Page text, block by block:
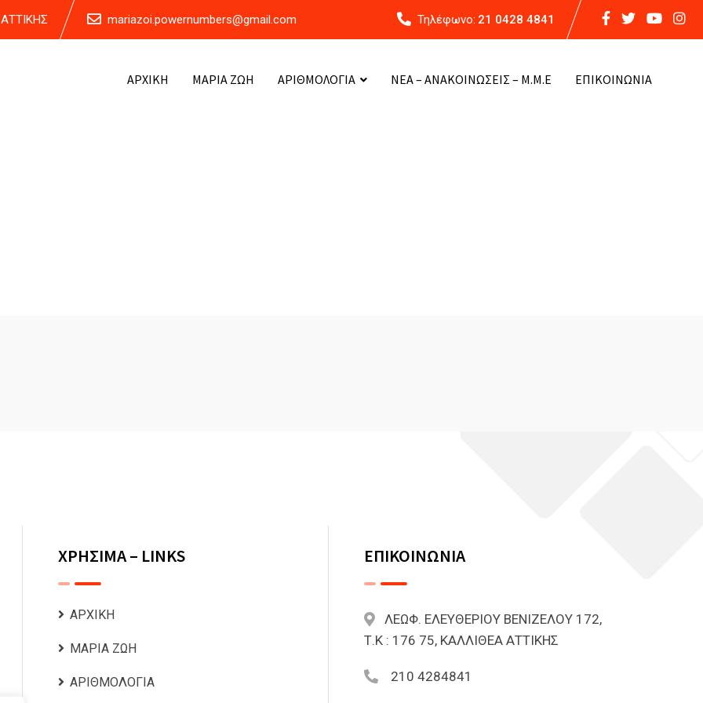
mariazoi.powernumbers@gmail.com Τηλέφωνο: 21 0428 4841
ΑΡΧΙΚΗ ΜΑΡΙΑ ΖΩΗ ΑΡΙΘΜΟΛΟΓΙΑ ΝΕΑ – ΑΝΑΚΟΙΝΩΣΕΙΣ – Μ.Μ.Ε ΕΠΙΚΟΙΝΩΝΙΑ
ΧΡΗΣΙΜΑ – LINKS
ΑΡΧΙΚΗ
ΜΑΡΙΑ ΖΩΗ
ΑΡΙΘΜΟΛΟΓΙΑ
ΕΠΙΚΟΙΝΩΝΙΑ
ΛΕΩΦ. ΕΛΕΥΘΕΡΙΟΥ ΒΕΝΙΖΕΛΟΥ 172,
Τ.Κ : 176 75, ΚΑΛΛΙΘΕΑ ΑΤΤΙΚΗΣ
210 4284841